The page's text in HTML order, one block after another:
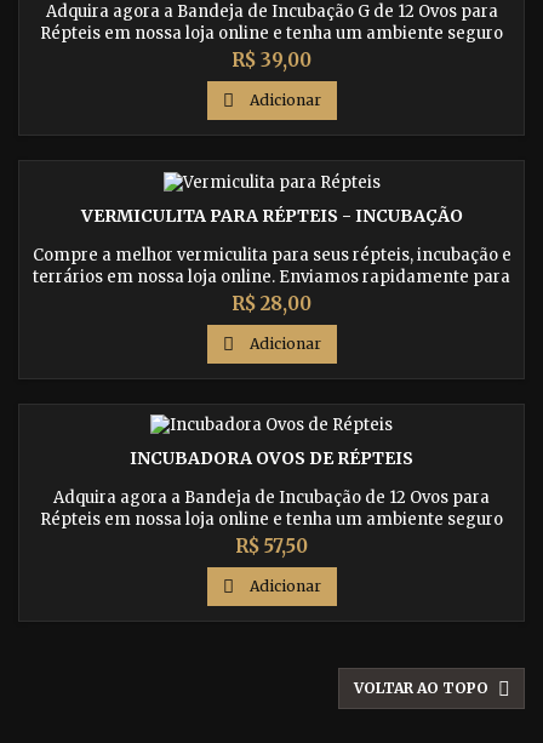
Adquira agora a Bandeja de Incubação G de 12 Ovos para
Répteis em nossa loja online e tenha um ambiente seguro
para a incubação de seus ovos de porgona, gecko, iguana,
jabuti, cobras e outros répteis. Confira nossos cuidados
recomendados para garantir um processo de incubação
bem-sucedido.
Preço
R$ 39,00
 Adicionar
VERMICULITA PARA RÉPTEIS - INCUBAÇÃO
Compre a melhor vermiculita para seus répteis, incubação e
terrários em nossa loja online. Enviamos rapidamente para
todo o Brasil. Confira agora!
Preço
R$ 28,00
 Adicionar
INCUBADORA OVOS DE RÉPTEIS
Adquira agora a Bandeja de Incubação de 12 Ovos para
Répteis em nossa loja online e tenha um ambiente seguro
para a incubação de seus ovos de porgona, gecko, iguana,
jabuti, cobras e outros répteis. Confira nossos cuidados
recomendados para garantir um processo de incubação
bem-sucedido.
Preço
R$ 57,50
 Adicionar
VOLTAR AO TOPO 